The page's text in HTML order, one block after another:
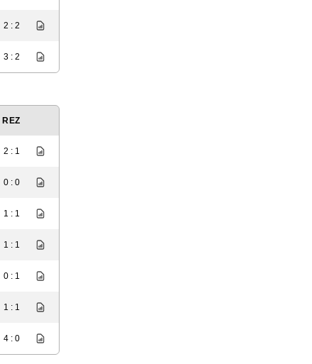
2 : 2
3 : 2
REZ
2 : 1
0 : 0
1 : 1
1 : 1
0 : 1
1 : 1
4 : 0